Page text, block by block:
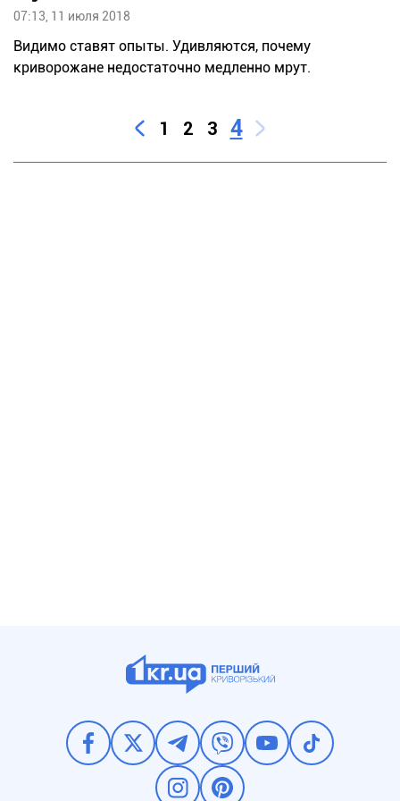
07:13, 11 июля 2018
Видимо ставят опыты. Удивляются, почему
криворожане недостаточно медленно мрут.
1 2 3 4